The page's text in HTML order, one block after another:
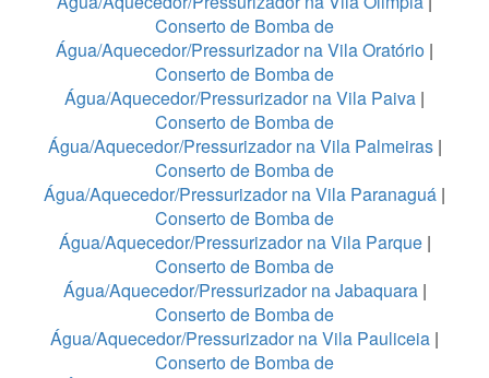
Conserto de Bomba de
Água/Aquecedor/Pressurizador na Vila Oratório |
Conserto de Bomba de
Água/Aquecedor/Pressurizador na Vila Paiva |
Conserto de Bomba de
Água/Aquecedor/Pressurizador na Vila Palmeiras|
Conserto de Bomba de
Água/Aquecedor/Pressurizador na Vila Paranaguá |
Conserto de Bomba de
Água/Aquecedor/Pressurizador na Vila Parque|
Conserto de Bomba de
Água/Aquecedor/Pressurizador na Jabaquara|
Conserto de Bomba de
Água/Aquecedor/Pressurizador na Vila Pauliceia |
Conserto de Bomba de